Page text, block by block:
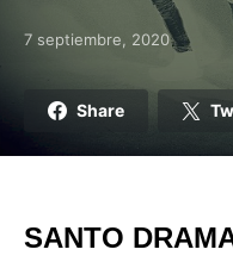
Posted on
7 septiembre, 2020
Share
SANTO